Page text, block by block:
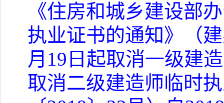
《住房和城乡建设部
执业证书的通知》（
月 19 日起取消一级建
取消二级建造师临时